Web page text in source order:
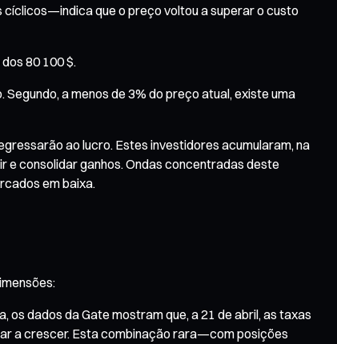
que o preço voltou a superar o custo
80 100 $.
a menos de 3% do preço atual, existe uma
ao lucro. Estes investidores acumularam, na
e consolidar ganhos. Ondas concentradas deste
em baixa.
dados da Gate mostram que, a 21 de abril, as taxas
a crescer. Esta combinação rara—com posições